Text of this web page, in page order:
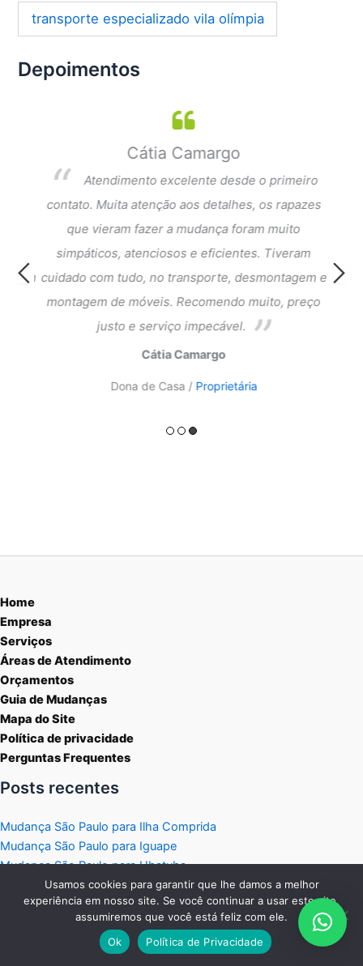
transporte especializado vila olímpia
Depoimentos
Cátia Camargo
Atendimento excelente desde o primeiro
contato. Muita atenção aos detalhes, os rapazes
que vieram fazer a mudança foram muito
simpáticos, atenciosos e eficientes. Tiveram
cuidado com tudo, no transporte, desmontagem e
montagem de móveis. Recomendo muito, preço
justo e serviço impecável.
Cátia Camargo
Dona de Casa / Proprietária
Home
Empresa
Serviços
Áreas de Atendimento
Orçamentos
Guia de Mudanças
Mapa do Site
Política de privacidade
Perguntas Frequentes
Posts recentes
Mudança São Paulo para Ilha Comprida
Mudança São Paulo para Iguape
Mudança São Paulo para Ubatuba
Mudança São Paulo para São Sebastião
Mudança São Paulo para Ilhabela
Atendemos todo o Estado de São Paulo para Mudanças
Residenciais e Comerciais.
Usamos cookies para garantir que lhe damos a melhor
experiência em nosso site. Se você continuar a usar este site,
assumiremos que você está feliz com ele.
Ok
Política de Privacidade